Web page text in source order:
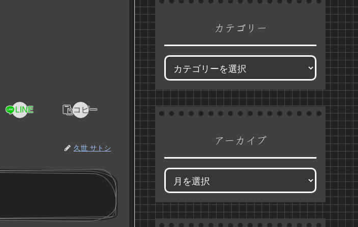
LINE コピー
久世 サトシ
カテゴリー
アーカイブ